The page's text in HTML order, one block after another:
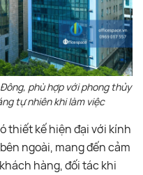
phù hợp với phong thủy
tự nhiên khi làm việc
thiết kế hiện đại với kính
ngoài, mang đến cảm
hàng, đối tác khi